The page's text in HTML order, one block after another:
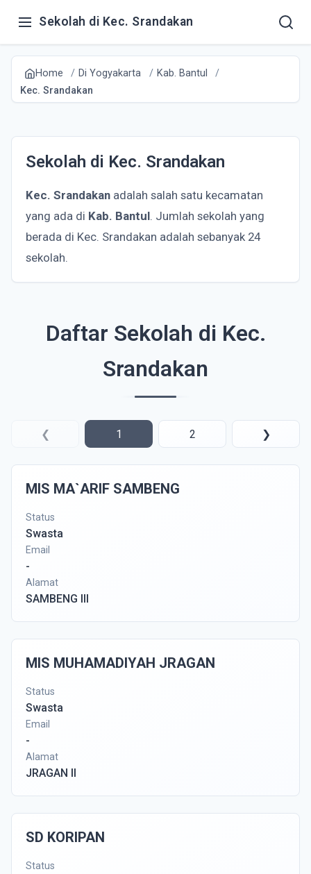
Sekolah di Kec. Srandakan
Home Di Yogyakarta
Kab. Bantul
Kec. Srandakan
Sekolah di Kec. Srandakan
Kec. Srandakan adalah salah satu kecamatan
yang ada di Kab. Bantul. Jumlah sekolah yang
berada di Kec. Srandakan adalah sebanyak 24
sekolah.
Daftar Sekolah di Kec.
Srandakan
❮ 1 2 ❯
MIS MA`ARIF SAMBENG
Status
Swasta
Email
-
Alamat
SAMBENG III
MIS MUHAMADIYAH JRAGAN
Status
Swasta
Email
-
Alamat
JRAGAN II
SD KORIPAN
Status